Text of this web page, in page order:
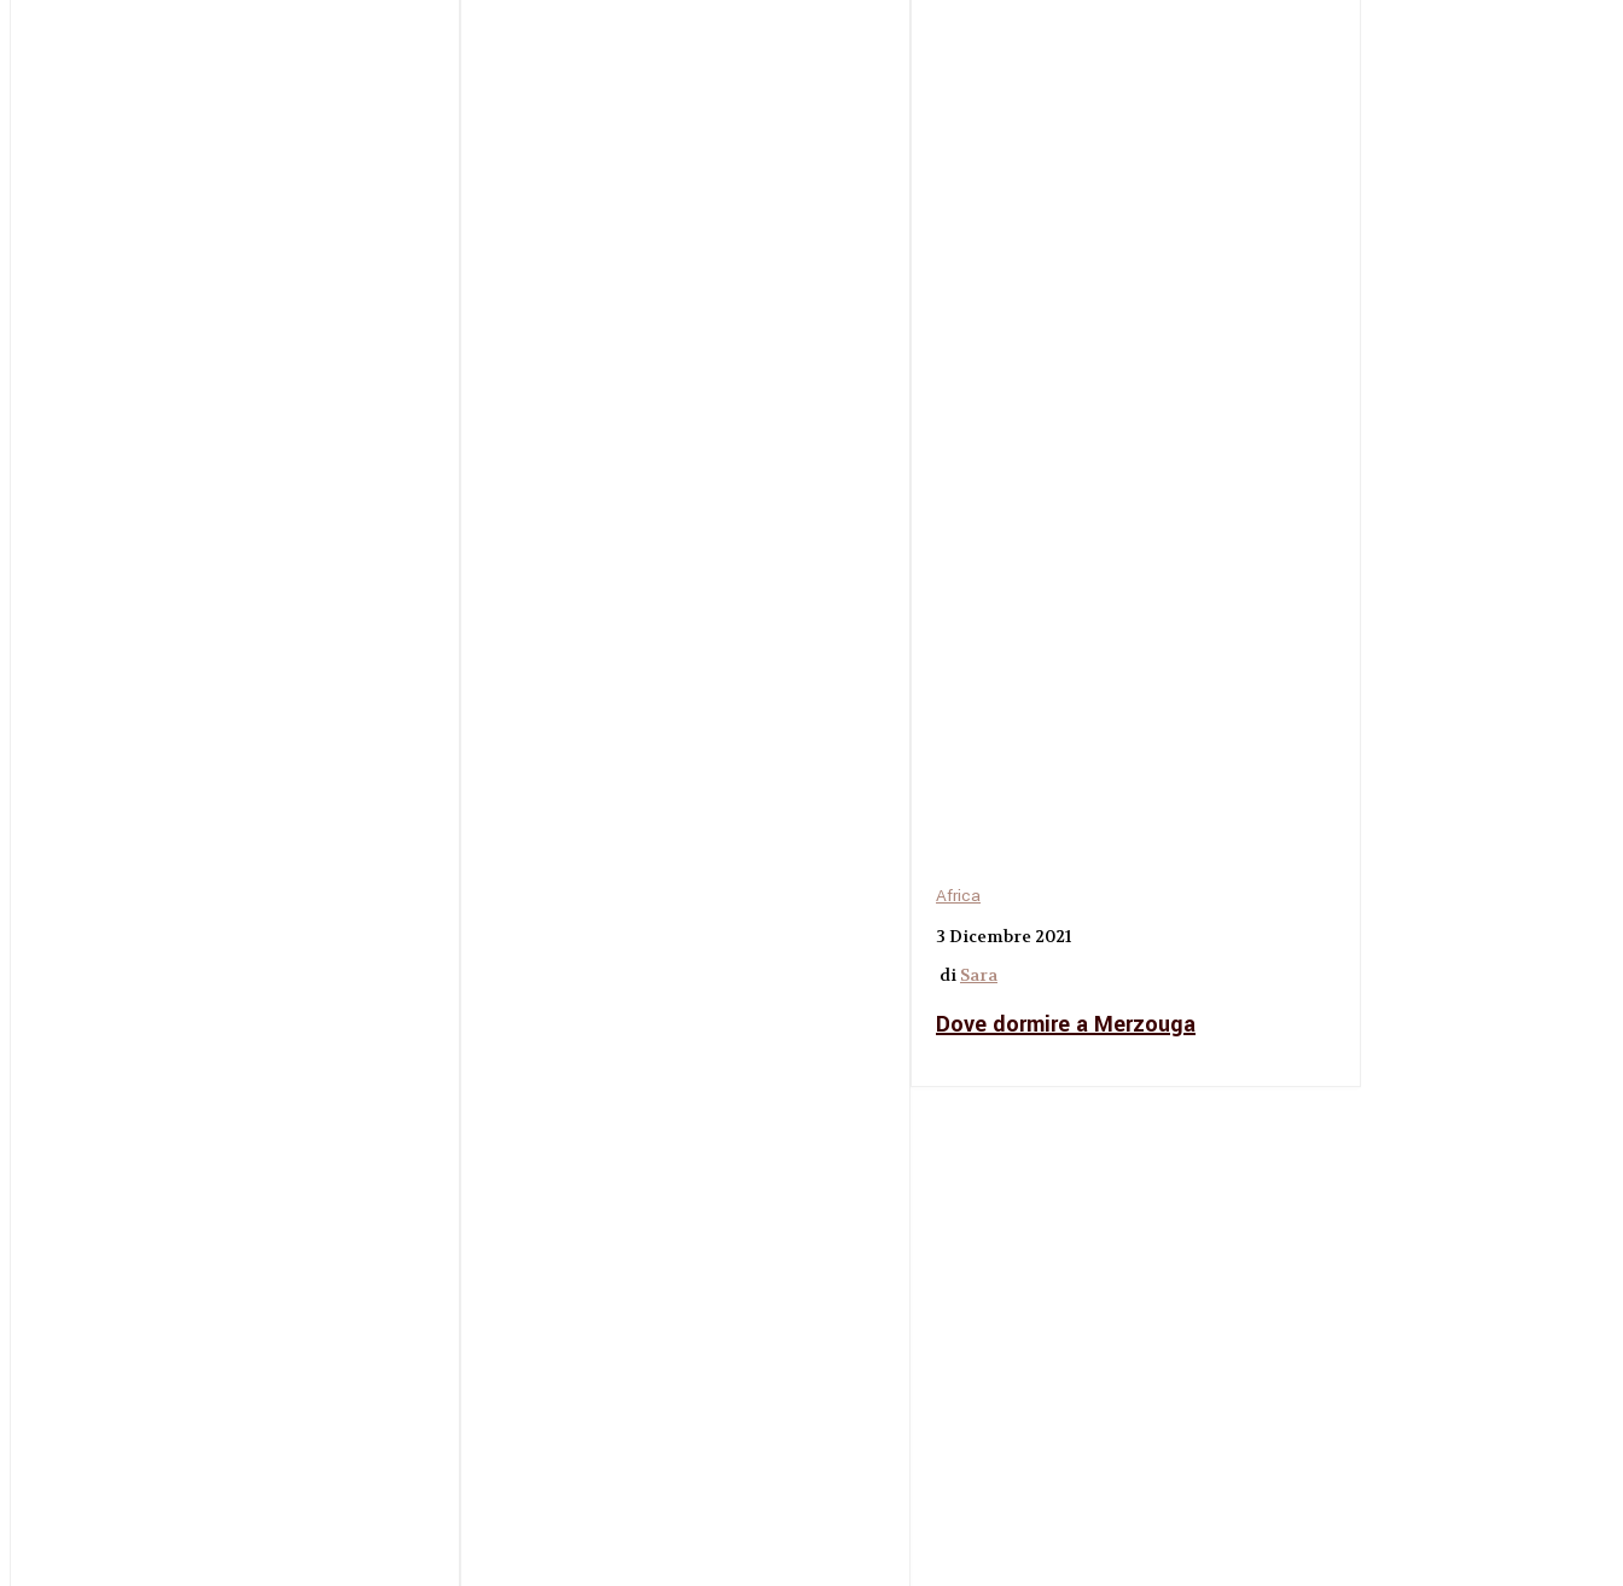
Africa
3 Dicembre 2021
di Sara
Dove dormire a Merzouga